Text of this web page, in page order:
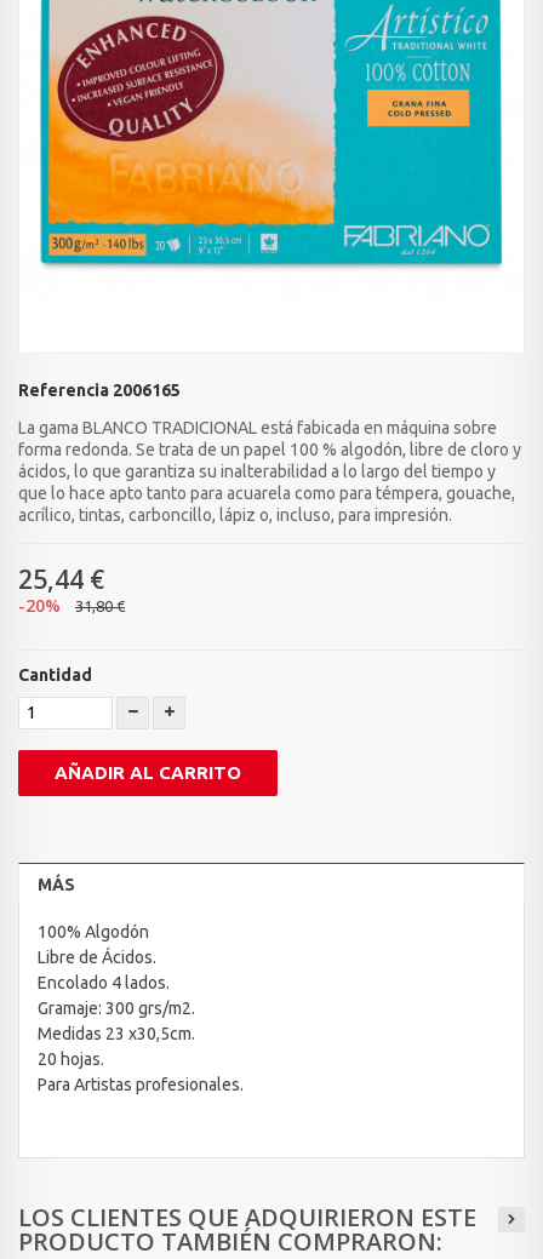
Referencia 2006165
La gama BLANCO TRADICIONAL está fabicada en máquina sobre
forma redonda. Se trata de un papel 100 % algodón, libre de cloro y
ácidos, lo que garantiza su inalterabilidad a lo largo del tiempo y
que lo hace apto tanto para acuarela como para témpera, gouache,
acrílico, tintas, carboncillo, lápiz o, incluso, para impresión.
25,44 €
-20% 31,80 €
Cantidad
AÑADIR AL CARRITO
MÁS
100% Algodón
Libre de Ácidos.
Encolado 4 lados.
Gramaje: 300 grs/m2.
Medidas 23 x30,5cm.
20 hojas.
Para Artistas profesionales.
LOS CLIENTES QUE ADQUIRIERON ESTE
PRODUCTO TAMBIÉN COMPRARON: